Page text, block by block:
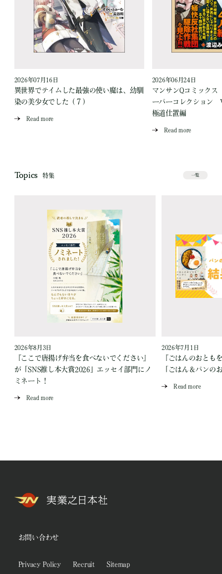
2026年07月16日
異世界でテイムした最強の使い魔は、幼馴
染の美少女でした（７）
Read more
2026年06月24日
マンサンQコミック
ーパーコレクション
極道仕置編
Read more
Topics 特集 一覧
2026年8月3日
『ここで唐揚げ弁当を食べないでください』
が「SNS推し本大賞2026」エッセイ部門にノ
ミネート！
Read more
2026年7月1日
『ごはんのおとも
「ごはん＆パンの
Read more
お問い合わせ
Privacy Policy Recruit Sitemap